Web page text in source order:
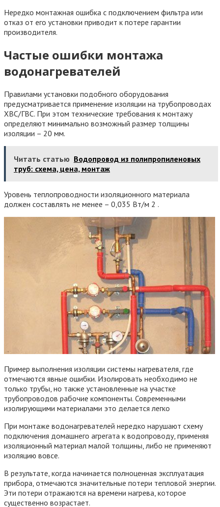
Нередко монтажная ошибка с подключением фильтра или
отказ от его установки приводит к потере гарантии
производителя.
Частые ошибки монтажа
водонагревателей
Правилами установки подобного оборудования
предусматривается применение изоляции на трубопроводах
ХВС/ГВС. При этом технические требования к монтажу
определяют минимально возможный размер толщины
изоляции – 20 мм.
Читать статью Водопровод из полипропиленовых
труб: схема, цена, монтаж
Уровень теплопроводности изоляционного материала
должен составлять не менее – 0,035 Вт/м 2 .
Пример выполнения изоляции системы нагревателя, где
отмечаются явные ошибки. Изолировать необходимо не
только трубы, но также установленные на участке
трубопроводов рабочие компоненты. Современными
изолирующими материалами это делается легко
При монтаже водонагревателей нередко нарушают схему
подключения домашнего агрегата к водопроводу, применяя
изоляционный материал малой толщины, либо не применяют
изоляцию вовсе.
В результате, когда начинается полноценная эксплуатация
прибора, отмечаются значительные потери тепловой энергии.
Эти потери отражаются на времени нагрева, которое
существенно возрастает.